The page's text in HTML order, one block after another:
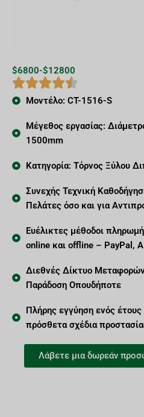
$6800-$12800
Μοντέλο: CT-1516-S
Μέγεθος εργασίας:
1500mm
Κατηγορία: Τόρνος Ξύλου
Συνεχής Τεχνική
Πελάτες όσο και για
Ευέλικτες μέθοδοι
online και offline – PayPal,
Διεθνές Δίκτυο
Παράδοση Οπουδήποτε
Πλήρης εγγύηση ενός
πρόσθετα σχέδια
Λάβετε μια δωρεάν